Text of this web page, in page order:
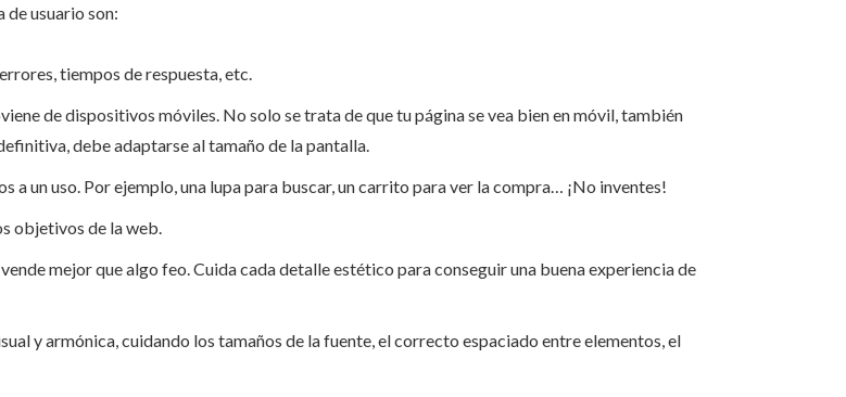
usuario son:
tiempos de respuesta, etc.
de dispositivos móviles. No solo se trata de que tu página se vea bien en móvil, también
debe adaptarse al tamaño de la pantalla.
a un uso. Por ejemplo, una lupa para buscar, un carrito para ver la compra… ¡No inventes!
objetivos de la web.
mejor que algo feo. Cuida cada detalle estético para conseguir una buena experiencia de
y armónica, cuidando los tamaños de la fuente, el correcto espaciado entre elementos, el